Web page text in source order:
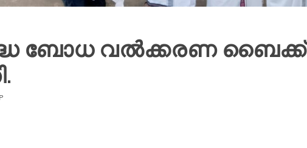
ബോധ വൽക്കരണ ബൈക്ക്